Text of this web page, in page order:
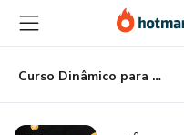
para
conteúdo
principal
para
pagamento
para
rodapé
Curso Dinâmico para Concursos